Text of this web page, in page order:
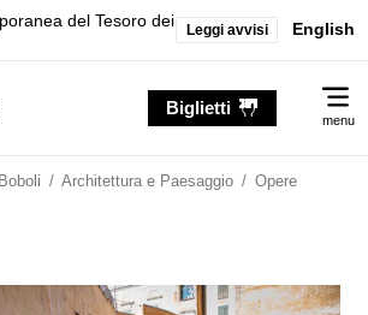
chiusura
del Tesoro dei
chiusura
Leggi avvisi English
Biglietti
menu
/ Architettura e Paesaggio / Opere